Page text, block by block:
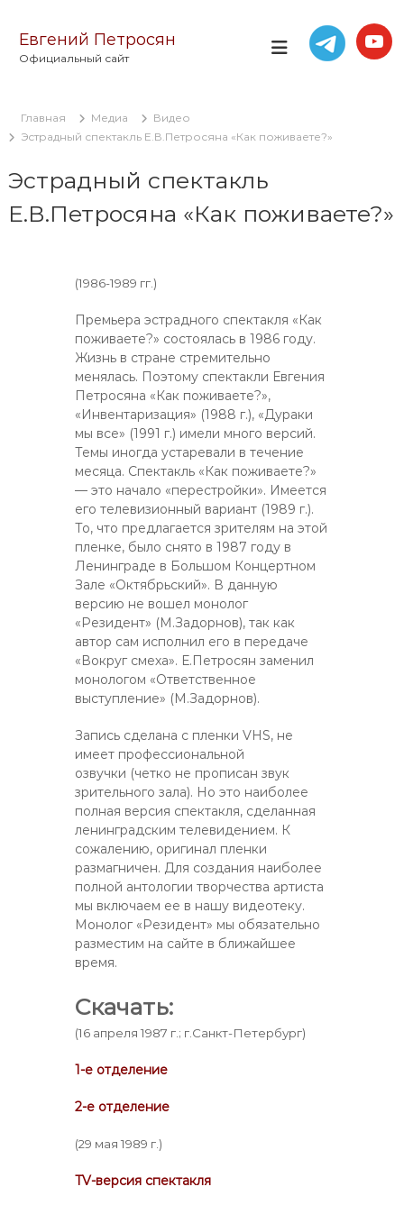
Евгений Петросян
Официальный сайт
Главная Медиа
Видео
Эстрадный спектакль Е.В.Петросяна «Как поживаете?»
Эстрадный спектакль
Е.В.Петросяна «Как поживаете?»
(1986-1989 гг.)
Премьера эстрадного спектакля «Как
поживаете?» состоялась в 1986 году.
Жизнь в стране стремительно
менялась. Поэтому спектакли Евгения
Петросяна «Как поживаете?»,
«Инвентаризация» (1988 г.), «Дураки
мы все» (1991 г.) имели много версий.
Темы иногда устаревали в течение
месяца. Спектакль «Как поживаете?»
— это начало «перестройки». Имеется
его телевизионный вариант (1989 г.).
То, что предлагается зрителям на этой
пленке, было снято в 1987 году в
Ленинграде в Большом Концертном
Зале «Октябрьский». В данную
версию не вошел монолог
«Резидент» (М.Задорнов), так как
автор сам исполнил его в передаче
«Вокруг смеха». Е.Петросян заменил
монологом «Ответственное
выступление» (М.Задорнов).
Запись сделана с пленки VHS, не
имеет профессиональной
озвучки (четко не прописан звук
зрительного зала). Но это наиболее
полная версия спектакля, сделанная
ленинградским телевидением. К
сожалению, оригинал пленки
размагничен. Для создания наиболее
полной антологии творчества артиста
мы включаем ее в нашу видеотеку.
Монолог «Резидент» мы обязательно
разместим на сайте в ближайшее
время.
Скачать:
(16 апреля 1987 г.; г.Санкт-Петербург)
1-е отделение
2-е отделение
(29 мая 1989 г.)
TV-версия спектакля